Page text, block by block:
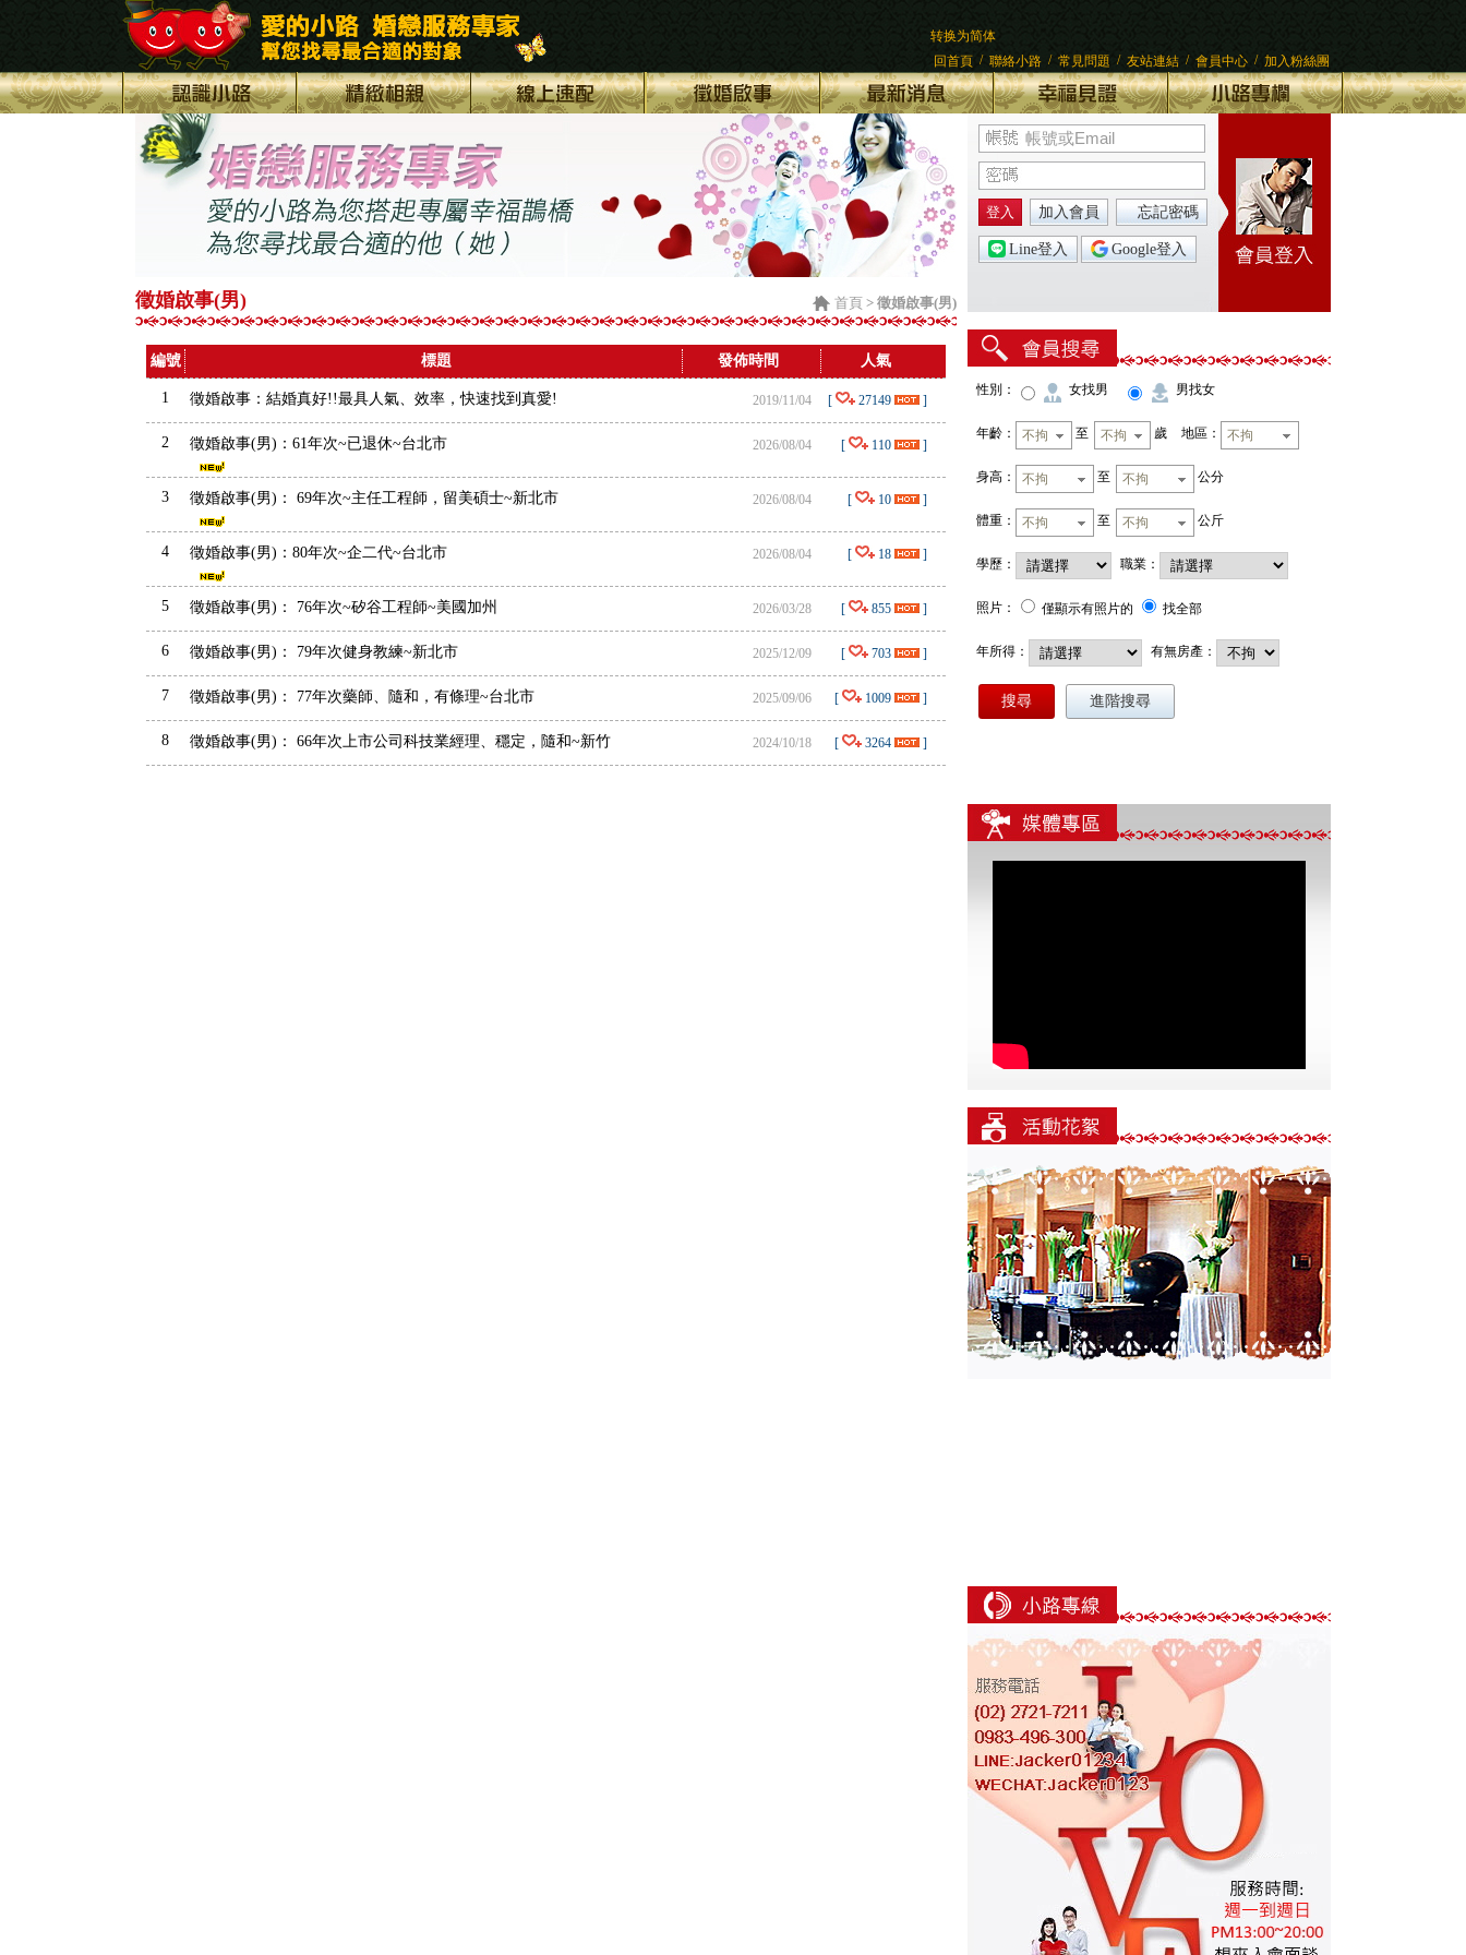
转换为简体
加入粉絲團
/
會員中心
/
友站連結
/
常見問題
/
聯絡小路
/
回首頁
徵婚啟事(男) 首頁 > 徵婚啟事(男)
編號 標題 發佈時間 人氣
1 徵婚啟事：結婚真好!!最具人氣、效率，快速找到真愛! 2019/11/04 [ 27149 ]
2 徵婚啟事(男)：61年次~已退休~台北市 2026/08/04 [ 110 ]
3 徵婚啟事(男)： 69年次~主任工程師，留美碩士~新北市 2026/08/04 [ 10 ]
4 徵婚啟事(男)：80年次~企二代~台北市 2026/08/04 [ 18 ]
5 徵婚啟事(男)： 76年次~矽谷工程師~美國加州 2026/03/28 [ 855 ]
6 徵婚啟事(男)： 79年次健身教練~新北市 2025/12/09 [ 703 ]
7 徵婚啟事(男)： 77年次藥師、隨和，有條理~台北市 2025/09/06 [ 1009 ]
8 徵婚啟事(男)： 66年次上市公司科技業經理、穩定，隨和~新竹 2024/10/18 [ 3264 ]
登入 加入會員 忘記密碼
Line登入 Google登入
性別： 女找男 男找女
年齡： 不拘 至 不拘 歲 地區： 不拘
身高： 不拘 至 不拘 公分
體重： 不拘 至 不拘 公斤
學歷： 職業：
照片： 僅顯示有照片的 找全部
年所得： 有無房產：